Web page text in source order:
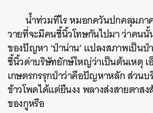
น้ำท่วมทีไร หมอกควันปกคลุมภา
วายที่จะมีคนชี้นิ้วโทษกันไปมา ว่าคน
ของปัญหา ‘ป่าน่าน’ แปลงสภาพเป็นป่
ชี้นิ้วด่าบริษัทยักษ์ใหญ่ว่าเป็นต้นเหตุ เ
เกษตรกรรุกป่าว่าคือปัญหาหลัก ส่วน
ข้าวโพดได้แต่ยืนงง พลางส่งสายตาส
ของกูหรือ